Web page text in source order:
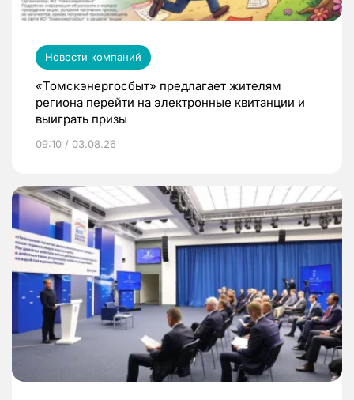
Новости компаний
«Томскэнергосбыт» предлагает жителям
региона перейти на электронные квитанции и
выиграть призы
09:10 / 03.08.26